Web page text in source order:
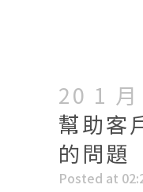
20 1 月
幫助客
的問題
Posted at